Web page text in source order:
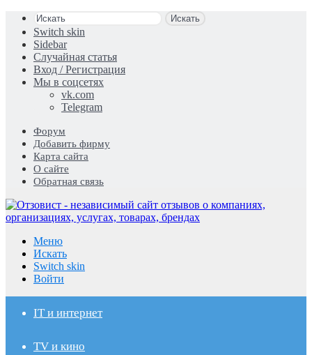
Искать
Switch skin
Sidebar
Случайная статья
Вход / Регистрация
Мы в соцсетях
vk.com
Telegram
Форум
Добавить фирму
Карта сайта
О сайте
Обратная связь
Меню
Искать
Switch skin
Войти
IT и интернет
TV и кино